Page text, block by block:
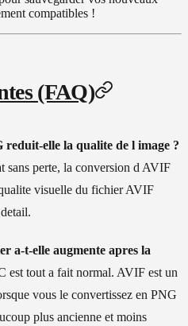
compatibles !
(FAQ)
elle la qualite de l image ?
sans perte, la conversion d AVIF
visuelle du fichier AVIF
a-t-elle augmente apres la
est tout a fait normal. AVIF est un
vous le convertissez en PNG
plus ancienne et moins